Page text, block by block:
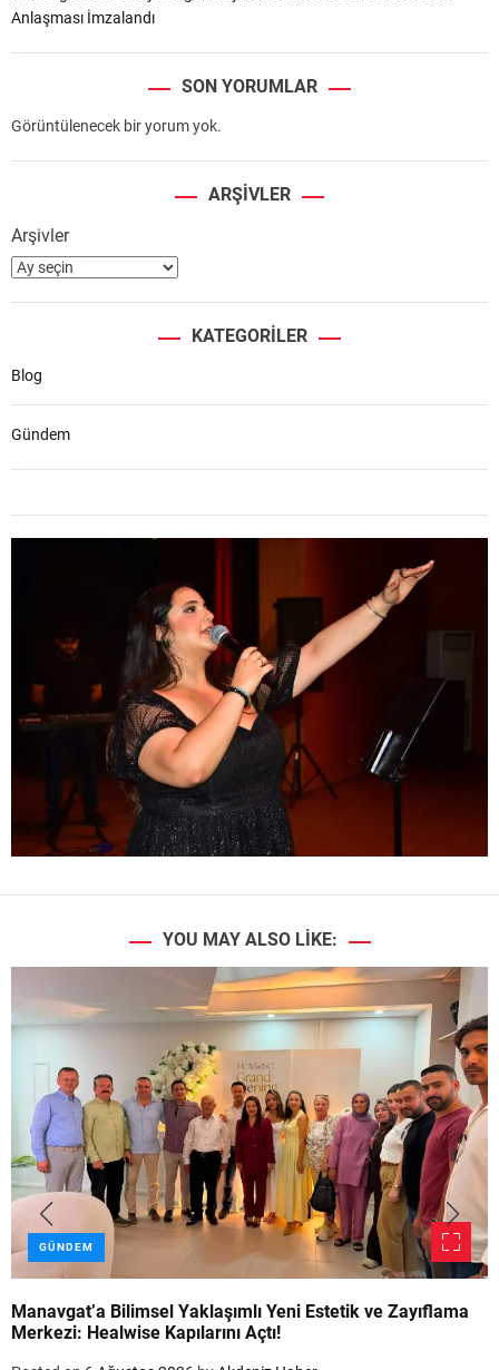
Anlaşması İmzalandı
SON YORUMLAR
Görüntülenecek bir yorum yok.
ARŞIVLER
Arşivler
KATEGORILER
Blog
Gündem
YOU MAY ALSO LIKE:
GÜNDEM
Manavgat’a Bilimsel Yaklaşımlı Yeni Estetik ve Zayıflama
Merkezi: Healwise Kapılarını Açtı!